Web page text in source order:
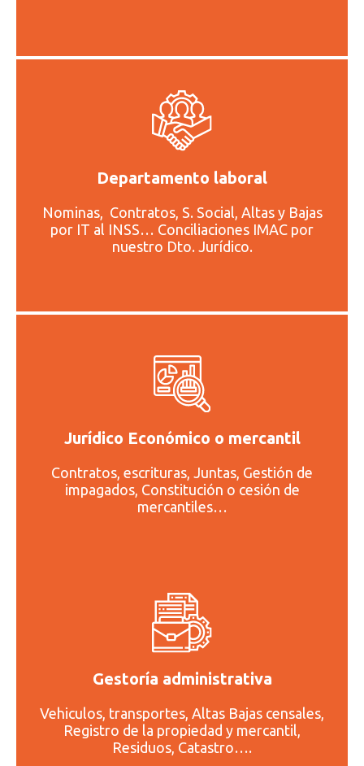
Departamento laboral
Nominas, Contratos, S. Social, Altas y Bajas
por IT al INSS… Conciliaciones IMAC por
nuestro Dto. Jurídico.
Jurídico Económico o mercantil
Contratos, escrituras, Juntas, Gestión de
impagados, Constitución o cesión de
mercantiles…
Gestoría administrativa
Vehiculos, transportes, Altas Bajas censales,
Registro de la propiedad y mercantil,
Residuos, Catastro….